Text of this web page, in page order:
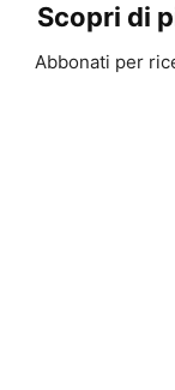
Scopri di
Abbonati per